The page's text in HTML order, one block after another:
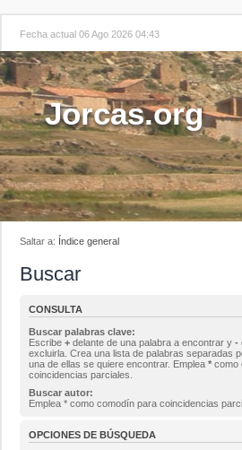
Fecha actual 06 Ago 2026 04:43
Jorcas.org
Saltar a: Índice general
Buscar
CONSULTA
Buscar palabras clave:
Escribe + delante de una palabra a encontrar y -
excluirla. Crea una lista de palabras separadas
una de ellas se quiere encontrar. Emplea * como
coincidencias parciales.
Buscar autor:
Emplea * como comodín para coincidencias
OPCIONES DE BÚSQUEDA